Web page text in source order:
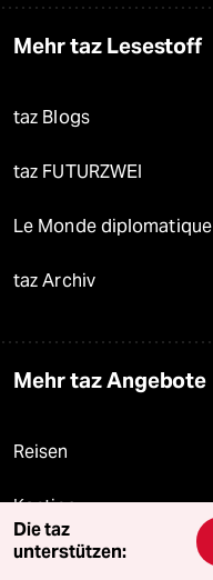
Mehr taz Lesestoff
taz Blogs
taz FUTURZWEI
Le Monde diplomatique
taz Archiv
Mehr taz Angebote
Reisen
Kantine
Shop
Die taz
unterstützen: